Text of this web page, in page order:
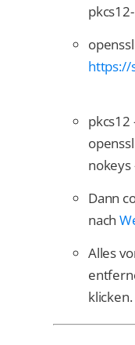
https://
Dann
nach
Alles
klicken.